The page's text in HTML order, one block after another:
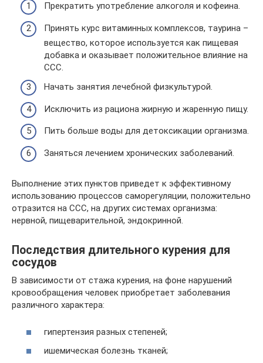
Прекратить употребление алкоголя и кофеина.
Принять курс витаминных комплексов, таурина –
вещество, которое используется как пищевая
добавка и оказывает положительное влияние на
ССС.
Начать занятия лечебной физкультурой.
Исключить из рациона жирную и жаренную пищу.
Пить больше воды для детоксикации организма.
Заняться лечением хронических заболеваний.
Выполнение этих пунктов приведет к эффективному
использованию процессов саморегуляции, положительно
отразится на ССС, на других системах организма:
нервной, пищеварительной, эндокринной.
Последствия длительного курения для
сосудов
В зависимости от стажа курения, на фоне нарушений
кровообращения человек приобретает заболевания
различного характера:
гипертензия разных степеней;
ишемическая болезнь тканей;